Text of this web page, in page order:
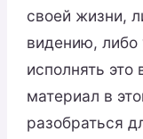
своей жизни,
видению, либо
исполнять
материал в
разобраться